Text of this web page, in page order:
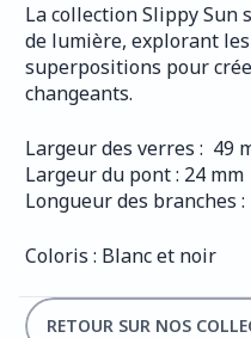
La collection Slippy Sun
de lumière, explorant
superpositions pour
changeants.
Largeur des verres :  49
Largeur du pont : 24 mm
Longueur des branches
Coloris : Blanc et noir
RETOUR SUR NOS